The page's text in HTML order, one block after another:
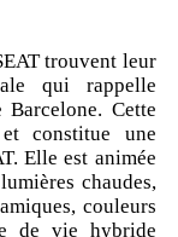
trouvent leur
qui rappelle
Barcelone. Cette
constitue une
Elle est animée
chaudes,
couleurs
de vie hybride